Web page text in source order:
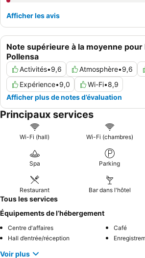
Note supérieure à la moyenne pour
Pollensa
Activités•9,6 Atmosphère•9,6
Expérience•9,0 Wi-Fi•8,9
Afficher plus de notes d’évaluation
Afficher les avis
Principaux services
Wi-Fi (hall) Wi-Fi (chambres)
Spa Parking
Restaurant Bar dans l'hôtel
Tous les services
Équipements de l’hébergement
Centre d'affaires
Café
Hall d’entrée/réception
Voir plus